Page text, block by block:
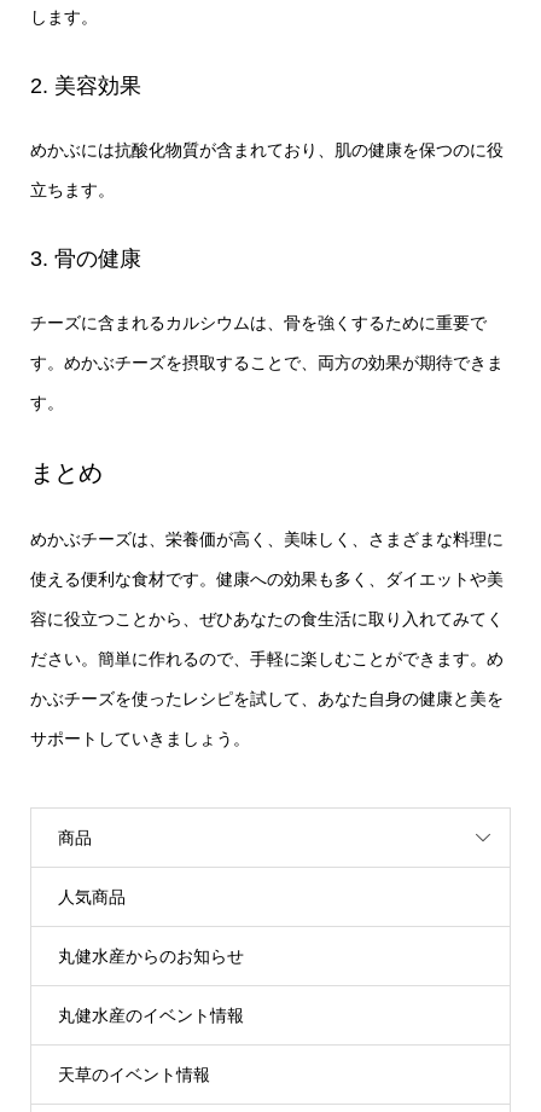
します。
2. 美容効果
めかぶには抗酸化物質が含まれており、肌の健康を保つのに役
立ちます。
3. 骨の健康
チーズに含まれるカルシウムは、骨を強くするために重要で
す。めかぶチーズを摂取することで、両方の効果が期待できま
す。
まとめ
めかぶチーズは、栄養価が高く、美味しく、さまざまな料理に
使える便利な食材です。健康への効果も多く、ダイエットや美
容に役立つことから、ぜひあなたの食生活に取り入れてみてく
ださい。簡単に作れるので、手軽に楽しむことができます。め
かぶチーズを使ったレシピを試して、あなた自身の健康と美を
サポートしていきましょう。
商品
人気商品
丸健水産からのお知らせ
丸健水産のイベント情報
天草のイベント情報